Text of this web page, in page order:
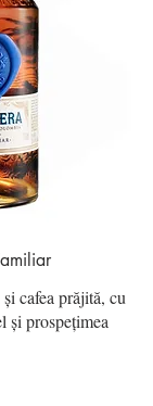
cafea prăjită, cu
și prospețimea